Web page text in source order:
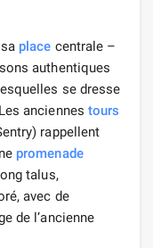
place centrale –
authentiques
se dresse
anciennestours
rappellent
promenade
talus,
avec de
de l’ancienne